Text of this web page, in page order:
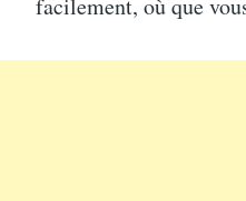
facilement, où que